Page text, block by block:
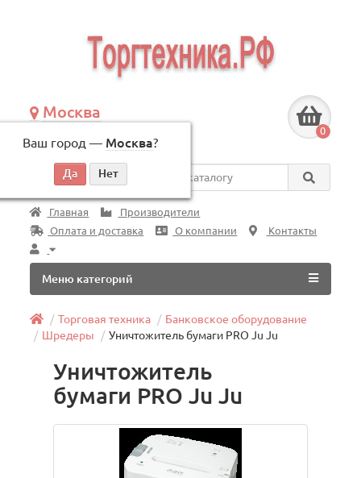
Москва
Ваш город — Москва?
по будням, с 09:00 до 18:00
0
Везде
Главная
Производители
Оплата и доставка
О компании Контакты
Меню категорий
Торговая техника
Банковское оборудование
Шредеры
Уничтожитель бумаги PRO Ju Ju
Уничтожитель
бумаги PRO Ju Ju